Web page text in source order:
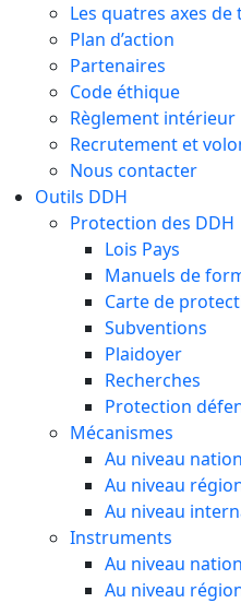
Les quatres axes de
Plan d’action
Partenaires
Code éthique
Règlement intérieur
Recrutement et
Nous contacter
Outils DDH
Protection des DDH
Lois Pays
Manuels de
Carte de
Subventions
Plaidoyer
Recherches
Protection
Mécanismes
Au niveau
Au niveau
Au niveau
Instruments
Au niveau
Au niveau